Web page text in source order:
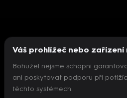
Nepodařilo se
Váš prohlížeč nebo
Bohužel nejsme schopni
ani poskytovat podporu při
těchto systémech.